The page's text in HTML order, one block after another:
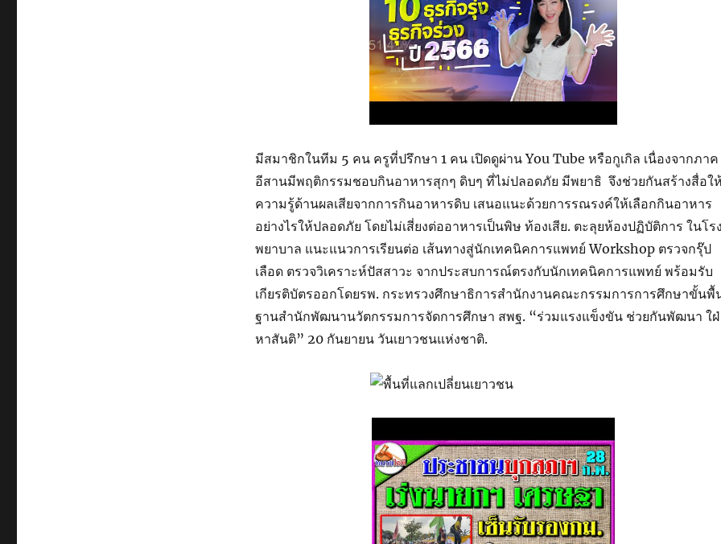
มีสมาชิกในทีม 5 คน ครูที่ปรึกษา 1 คน เปิดดูผ่าน You Tube หรือกูเกิล เนื่องจากภาค
อีสานมีพฤติกรรมชอบกินอาหารสุกๆ ดิบๆ ที่ไม่ปลอดภัย มีพยาธิ จึงช่วยกันสร้างสื่อใ
ความรู้ด้านผลเสียจากการกินอาหารดิบ เสนอแนะด้วยการรณรงค์ให้เลือกกินอาหาร
อย่างไรให้ปลอดภัย โดยไม่เสี่ยงต่ออาหารเป็นพิษ ท้องเสีย. ตะลุยห้องปฏิบัติการ ในโร
พยาบาล แนะแนวการเรียนต่อ เส้นทางสู่นักเทคนิคการแพทย์ Workshop ตรวจกรุ๊ป
เลือด ตรวจวิเคราะห์ปัสสาวะ จากประสบการณ์ตรงกับนักเทคนิคการแพทย์ พร้อมรับ
เกียรติบัตรออกโดยรพ. กระทรวงศึกษาธิการสำนักงานคณะกรรมการการศึกษาขั้นพื้
ฐานสำนักพัฒนานวัตกรรมการจัดการศึกษา สพฐ. “ร่วมแรงแข็งขัน ช่วยกันพัฒนา ใฝ่
หาสันติ” 20 กันยายน วันเยาวชนแห่งชาติ.